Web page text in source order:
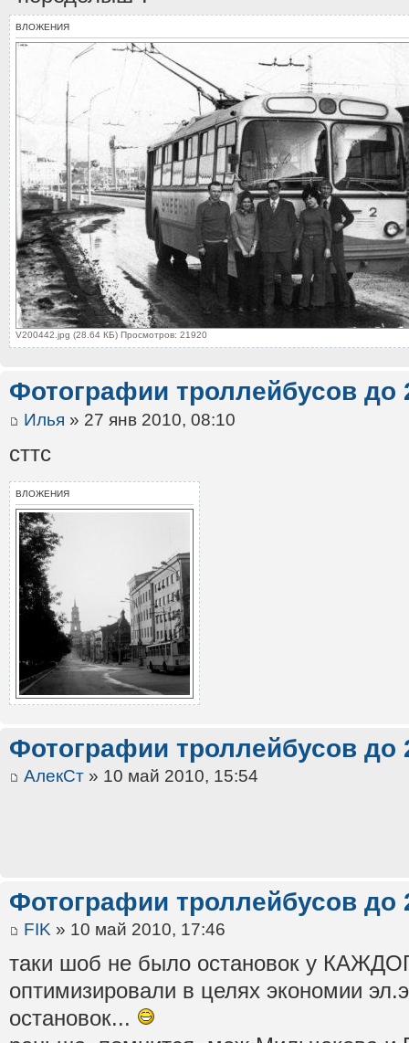
ВЛОЖЕНИЯ
V200442.jpg (28.64 КБ) Просмотров: 21920
Фотографии троллейбусов до
Илья » 27 янв 2010, 08:10
сттс
ВЛОЖЕНИЯ
Фотографии троллейбусов до
АлекСт » 10 май 2010, 15:54
Фотографии троллейбусов до
FIK » 10 май 2010, 17:46
таки шоб не было остановок у
оптимизировали в целях экономии
остановок...